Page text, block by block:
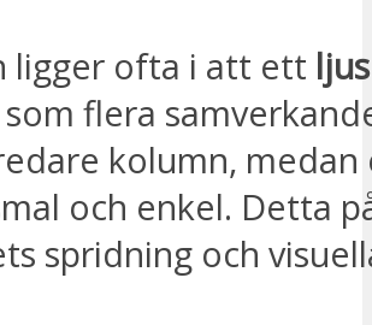
ligger ofta i att ett
flera
kolumn, medan
och enkel. Detta
spridning och